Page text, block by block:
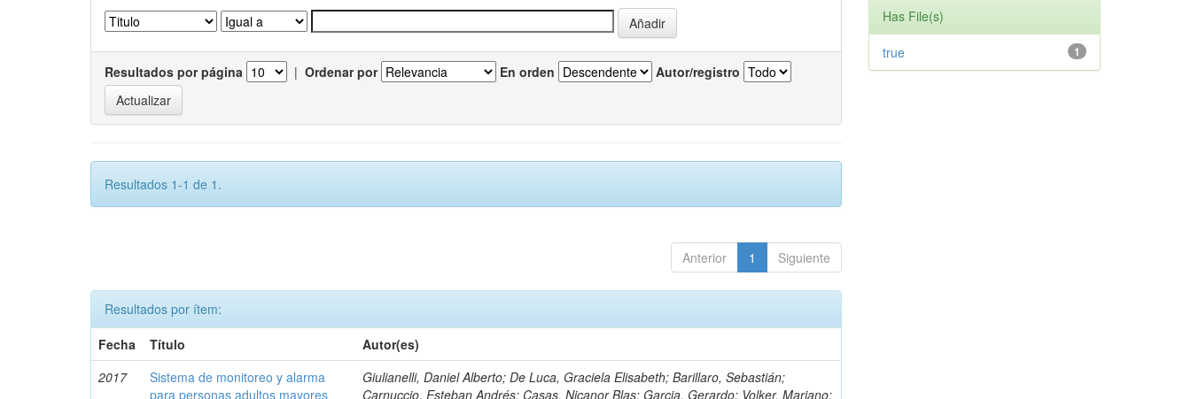
Resultados por página | Ordenar por En orden Autor/registro
Resultados 1-1 de 1.
Anterior 1 Siguiente
Resultados por ítem:
Fecha
Título
Autor(es)
2017
Sistema de monitoreo y alarma
para personas adultos mayores
Giulianelli, Daniel Alberto; De Luca, Graciela Elisabeth; Barillaro, Sebastián;
Carnuccio, Esteban Andrés; Casas, Nicanor Blas; Garcia, Gerardo; Volker, Mariano;
Has File(s)
1
true